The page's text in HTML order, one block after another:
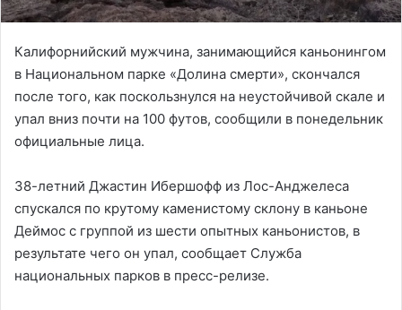
Калифорнийский мужчина, занимающийся каньонингом
в Национальном парке «Долина смерти», скончался
после того, как поскользнулся на неустойчивой скале и
упал вниз почти на 100 футов, сообщили в понедельник
официальные лица.
38-летний Джастин Ибершофф из Лос-Анджелеса
спускался по крутому каменистому склону в каньоне
Деймос с группой из шести опытных каньонистов, в
результате чего он упал, сообщает Служба
национальных парков в пресс-релизе.